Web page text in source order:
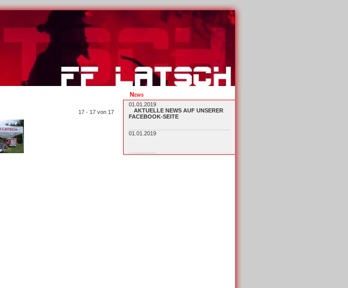
17 - 17 von 17
News
01.01.2019
AKTUELLE NEWS AUF UNSERER
FACEBOOK-SEITE
01.01.2019